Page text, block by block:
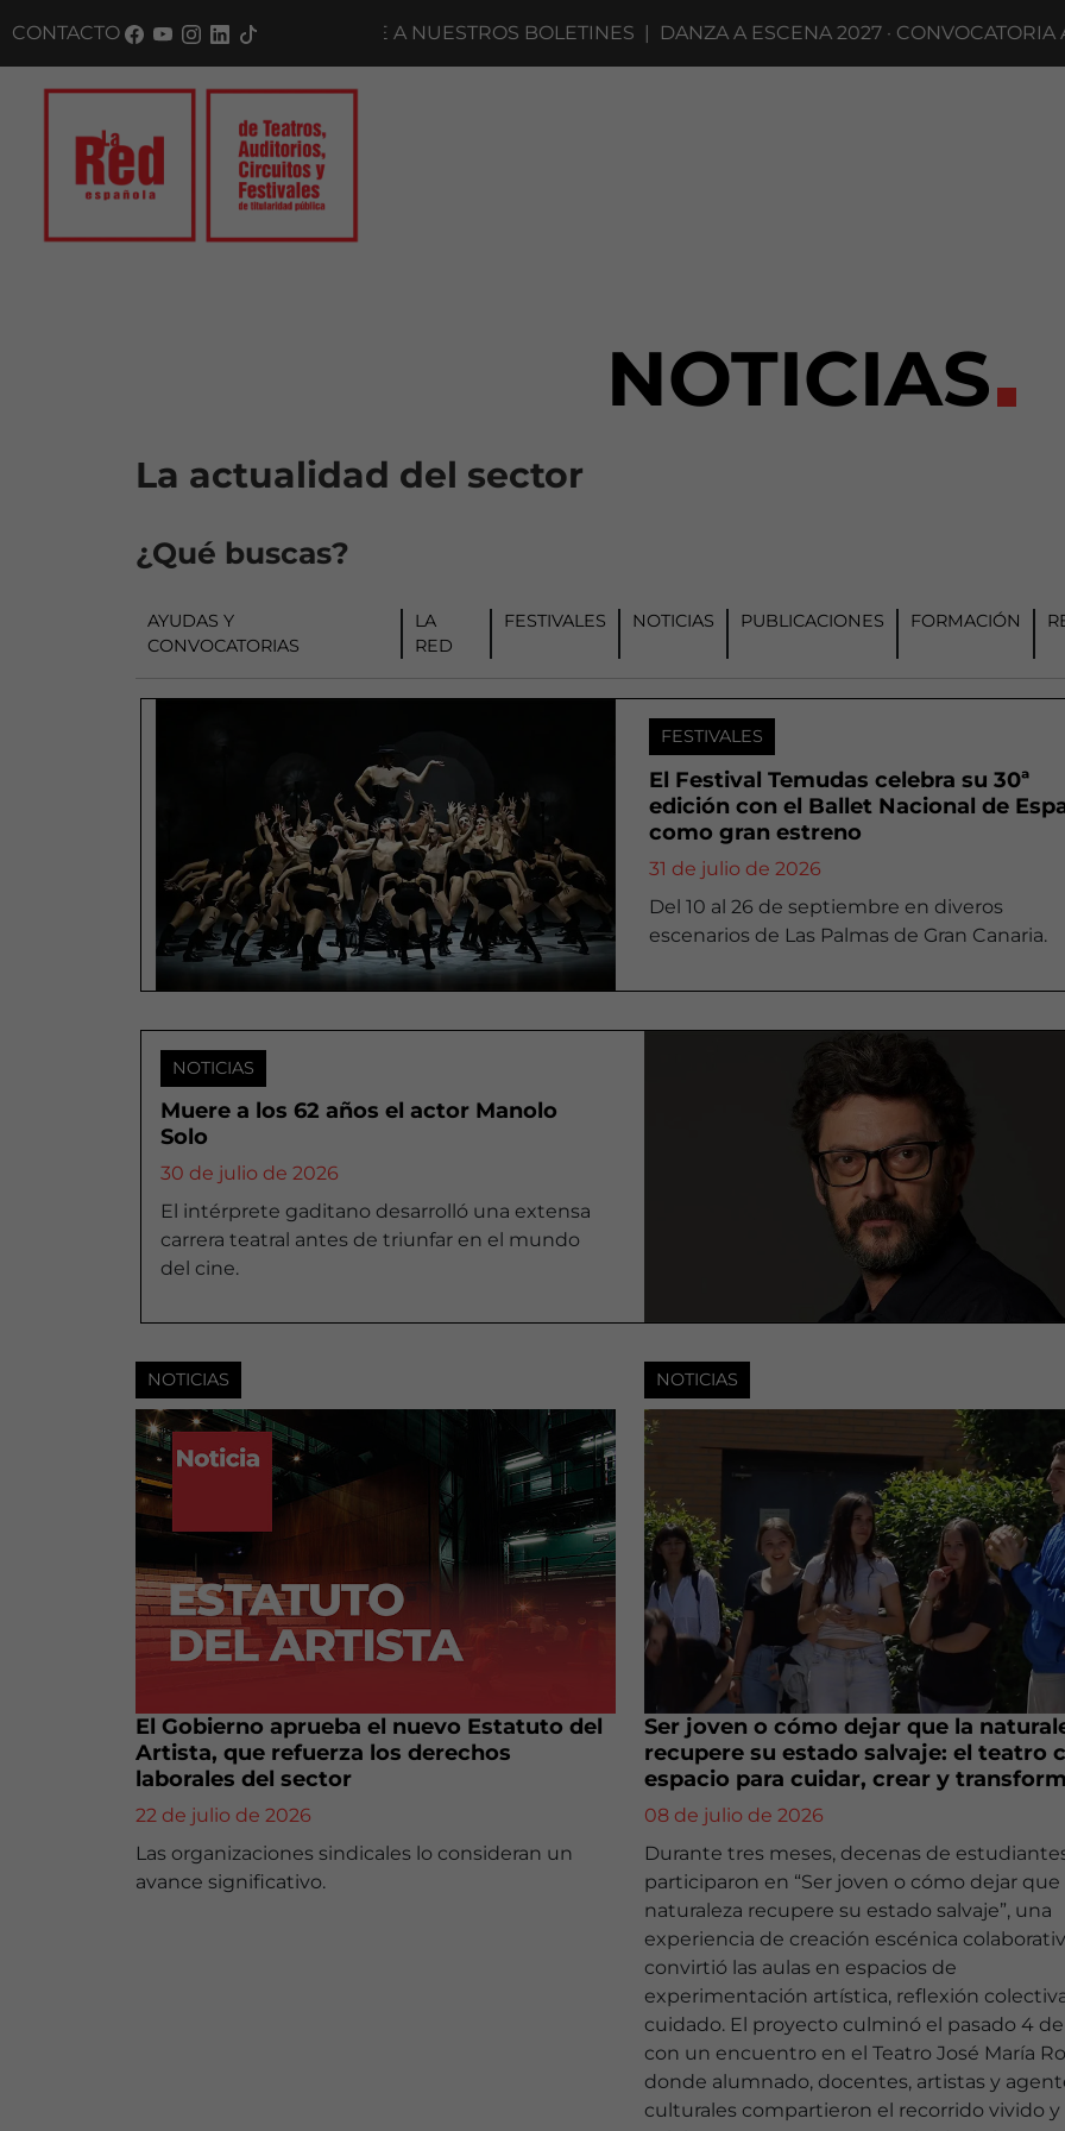
CONTACTO SUSCRÍBETE A NUESTROS BOLETINES|DANZA A ESCENA 2027 · CONVOCATORIA A
NOTICIAS
La actualidad del sector
¿Qué buscas?
AYUDAS Y
CONVOCATORIAS
LA
RED
FESTIVALES NOTICIAS PUBLICACIONES FORMACIÓN
FESTIVALES
El Festival Temudas celebra su 30ª
edición con el Ballet Nacional de
como gran estreno
31 de julio de 2026
Del 10 al 26 de septiembre en diveros
escenarios de Las Palmas de Gran Canaria.
NOTICIAS
Muere a los 62 años el actor Manolo
Solo
30 de julio de 2026
El intérprete gaditano desarrolló una extensa
carrera teatral antes de triunfar en el mundo
del cine.
NOTICIAS
El Gobierno aprueba el nuevo Estatuto del
Artista, que refuerza los derechos
laborales del sector
22 de julio de 2026
Las organizaciones sindicales lo consideran un
avance significativo.
NOTICIAS
Ser joven o cómo dejar que la
recupere su estado salvaje: el teatro
espacio para cuidar, crear y
08 de julio de 2026
Durante tres meses, decenas de
participaron en “Ser joven o cómo dejar que
naturaleza recupere su estado salvaje”, una
experiencia de creación escénica
convirtió las aulas en espacios de
experimentación artística, reflexión
cuidado. El proyecto culminó el pasado 4
con un encuentro en el Teatro José María
donde alumnado, docentes, artistas y
culturales compartieron el recorrido vivido y
Saltar al panel PAU